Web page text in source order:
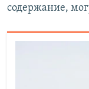
содержание,